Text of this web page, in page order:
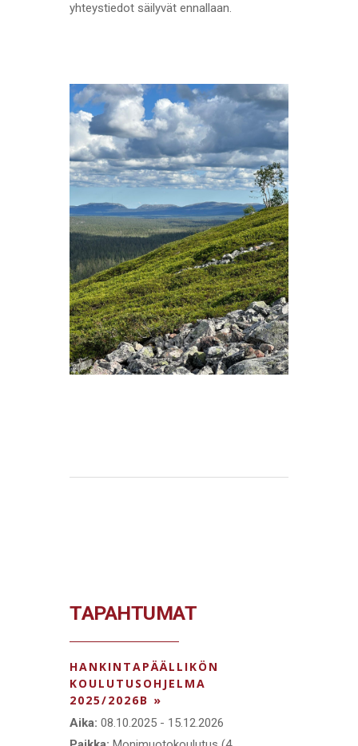
yhteystiedot säilyvät ennallaan.
TAPAHTUMAT
HANKINTAPÄÄLLIKÖN
KOULUTUSOHJELMA
2025/2026B »
Aika: 08.10.2025 - 15.12.2026